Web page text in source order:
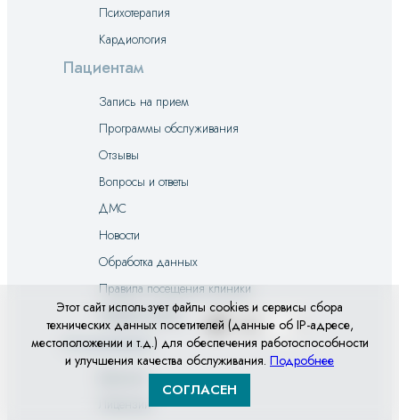
Этот сайт использует файлы cookies и сервисы сбора
технических данных посетителей (данные об IP-адресе,
местоположении и т.д.) для обеспечения работоспособности
и улучшения качества обслуживания. Подробнее
СОГЛАСЕН
Психотерапия
Кардиология
Пациентам
Запись на прием
Программы обслуживания
Отзывы
Вопросы и ответы
ДМС
Новости
Обработка данных
Правила посещения клиники
Правила оплаты
О компании
Лицензии
notice